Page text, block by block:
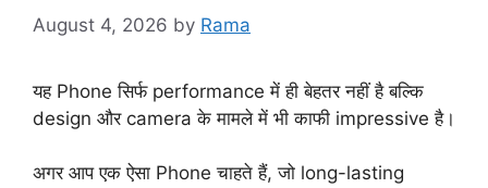
August 4, 2026 by Rama
यह Phone सिर्फ performance में ही बेहतर नहीं है बल्कि
design और camera के मामले में भी काफी impressive है।
अगर आप एक ऐसा Phone चाहते हैं, जो long-lasting